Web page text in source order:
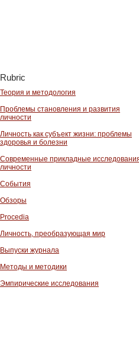
Rubric
Теория и методология
Проблемы становления и развития
личности
Личность как субъект жизни: проблемы
здоровья и болезни
Современные прикладные
личности
События
Обзоры
Procedia
Личность, преобразующая мир
Выпуски журнала
Методы и методики
Эмпирические исследования